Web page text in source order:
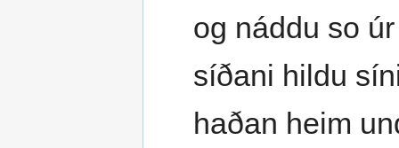
og náddu so
síðani hildu
haðan heim